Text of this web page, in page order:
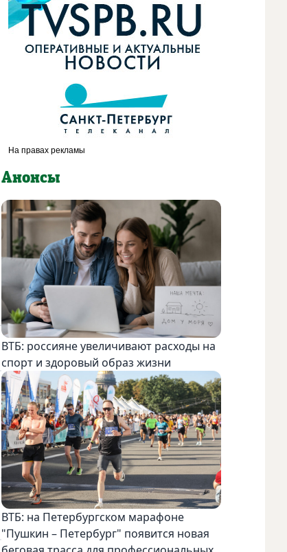
Анонсы
ВТБ: россияне увеличивают расходы на
спорт и здоровый образ жизни
ВТБ: на Петербургском марафоне
"Пушкин – Петербург" появится новая